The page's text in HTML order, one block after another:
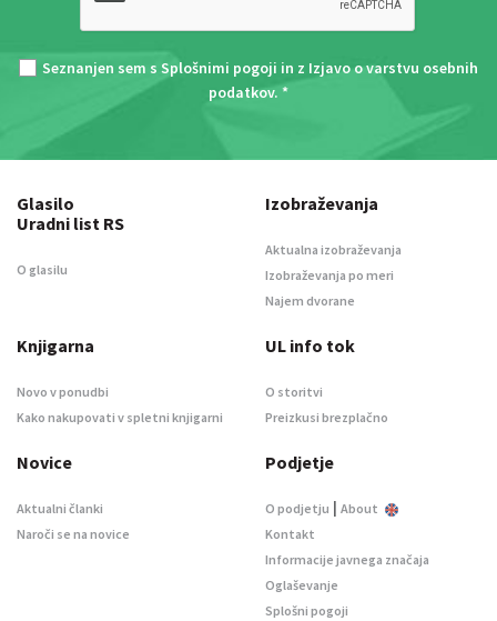
Seznanjen sem s Splošnimi pogoji in z Izjavo o varstvu osebnih
podatkov. *
Glasilo
Uradni list RS
O glasilu
Izobraževanja
Aktualna izobraževanja
Izobraževanja po meri
Najem dvorane
Knjigarna
Novo v ponudbi
Kako nakupovati v spletni knjigarni
UL info tok
O storitvi
Preizkusi brezplačno
Novice
Aktualni članki
Naroči se na novice
Podjetje
O podjetju | About
Kontakt
Informacije javnega značaja
Oglaševanje
Splošni pogoji